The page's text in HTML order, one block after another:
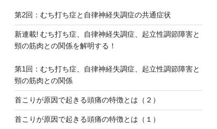
第2回：むち打ち症と自律神経失調症の共通症状
新連載! むち打ち症、自律神経失調症、起立性調節障害と
頸の筋肉との関係を解明する！
第1回：むち打ち症、自律神経失調症、起立性調節障害と
頸の筋肉との関係
首こりが原因で起きる頭痛の特徴とは（２）
首こりが原因で起きる頭痛の特徴とは（１）